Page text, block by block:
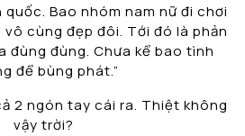
Bao nhóm nam nữ đi chơi
cùng đẹp đôi. Tới đó là phản
đùng đùng. Chưa kể bao tình
để bùng phát.”
2 ngón tay cái ra. Thiệt không
vậy trời?